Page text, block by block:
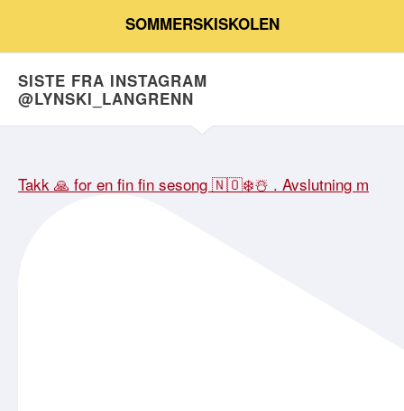
SOMMERSKISKOLEN
SISTE FRA INSTAGRAM
@LYNSKI_LANGRENN
Takk 🙏 for en fin fin sesong 🇳🇴❄️☃️ . Avslutning m